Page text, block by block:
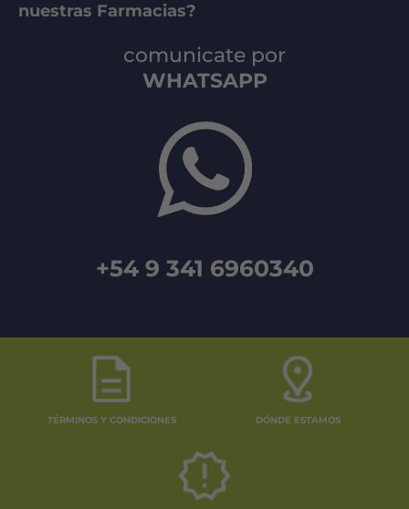
nuestras Farmacias?
comunicate por
WHATSAPP
+54 9 341 6960340
TÉRMINOS Y CONDICIONES DÓNDE ESTAMOS